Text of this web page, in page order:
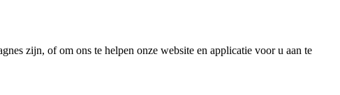
zijn, of om ons te helpen onze website en applicatie voor u aan te